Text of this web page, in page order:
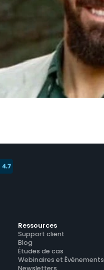
Ressources
Support client
Blog
Études de cas
Webinaires et Événements
Newsletters